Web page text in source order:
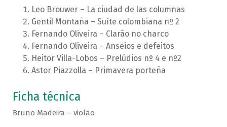
Leo Brouwer – La ciudad de las columnas
Gentil Montaña – Suíte colombiana nº 2
Fernando Oliveira – Clarão no charco
Fernando Oliveira – Anseios e defeitos
Heitor Villa-Lobos – Prelúdios nº 4 e nº2
Astor Piazzolla – Primavera porteña
Ficha técnica
Bruno Madeira – violão